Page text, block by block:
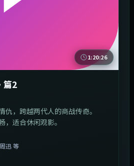
1:20:26
篇2
仇，跨越两代人的商战传奇。
，适合休闲观影。
迅 等